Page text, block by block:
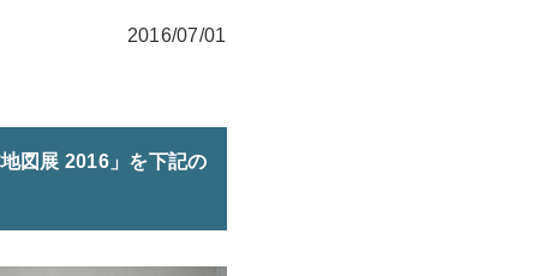
2016/07/01
図展 2016」を下記の